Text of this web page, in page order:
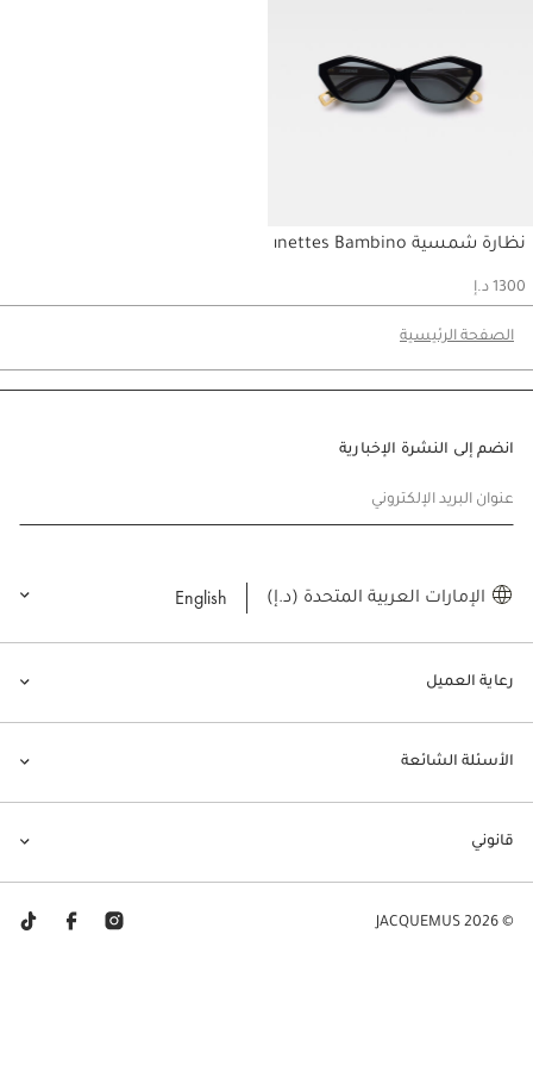
نظارة شمسية Les Lunettes Bambino
حسابي
1300 د.إ
الصفحة الرئيسية
رعاية العميل
الأسئلة الشائعة
قانوني
انضم إلى النشرة الإخبارية
عنوان البريد الإلكتروني
الإمارات العربية المتحدة (د.إ) English
© JACQUEMUS 2026